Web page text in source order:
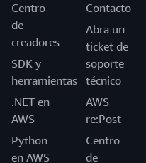
Centro
de
creadores
SDK y
herramientas
.NET en
AWS
Python
en AWS
Contacto
Abra un
ticket de
soporte
técnico
AWS
re:Post
Centro
de